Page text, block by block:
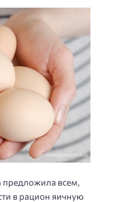
всем,
в рацион яичную